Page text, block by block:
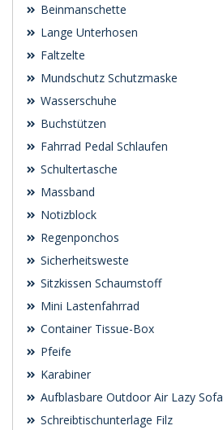
Beinmanschette
Lange Unterhosen
Faltzelte
Mundschutz Schutzmaske
Wasserschuhe
Buchstützen
Fahrrad Pedal Schlaufen
Schultertasche
Massband
Notizblock
Regenponchos
Sicherheitsweste
Sitzkissen Schaumstoff
Mini Lastenfahrrad
Container Tissue-Box
Pfeife
Karabiner
Aufblasbare Outdoor Air Lazy Sofa
Schreibtischunterlage Filz